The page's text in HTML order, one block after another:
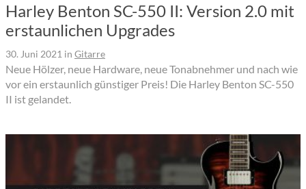
Harley Benton SC-550 II: Version 2.0 mit
erstaunlichen Upgrades
30. Juni 2021 in Gitarre
Neue Hölzer, neue Hardware, neue Tonabnehmer und nach wie
vor ein erstaunlich günstiger Preis! Die Harley Benton SC-550
II ist gelandet.